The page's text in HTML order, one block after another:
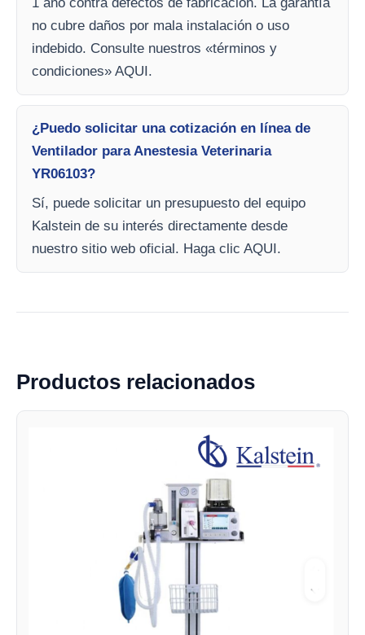
no cubre daños por mala instalación o uso
indebido. Consulte nuestros «términos y
condiciones» AQUI.
¿Puedo solicitar una cotización en línea de
Ventilador para Anestesia Veterinaria
YR06103?
Sí, puede solicitar un presupuesto del equipo
Kalstein de su interés directamente desde
nuestro sitio web oficial. Haga clic AQUI.
Productos relacionados